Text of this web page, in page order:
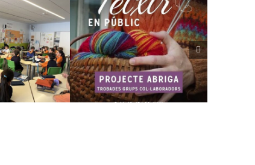
Pequeños
corazones que
entiendes
grandes
verdades
Celebramos el
Día Mundial de
Tejer en Público!